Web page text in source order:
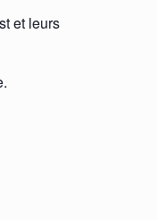
et leurs